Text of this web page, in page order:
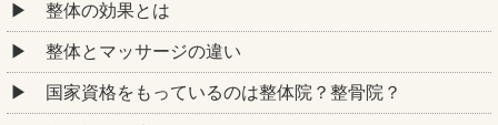
整体の効果とは
整体とマッサージの違い
国家資格をもっているのは整体院？整骨院？